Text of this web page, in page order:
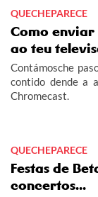
QUECHEPARECE
Como
ao teu
Contámosche
contido dende a
Chromecast.
QUECHEPARECE
Festas de
concertos...